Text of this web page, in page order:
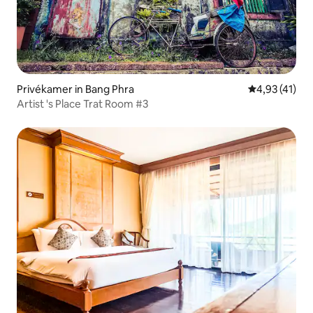
Privékamer in Bang Phra Gemiddelde
4,93 (41)
Artist 's Place Trat Room #3